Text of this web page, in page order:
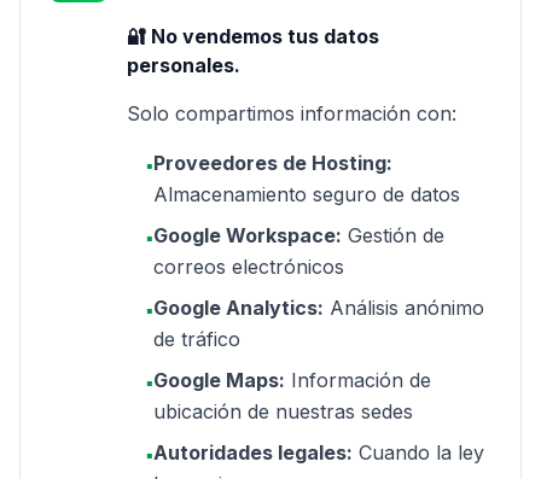
🔐 No vendemos tus datos
personales.
Solo compartimos información con:
▪Proveedores de Hosting:
Almacenamiento seguro de datos
▪Google Workspace: Gestión de
correos electrónicos
▪Google Analytics: Análisis anónimo
de tráfico
▪Google Maps: Información de
ubicación de nuestras sedes
▪Autoridades legales: Cuando la ley